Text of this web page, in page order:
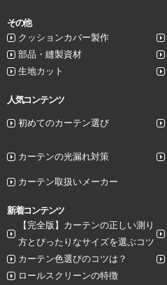
その他
クッションカバー製作
部品・縫製資材
生地カット
人気コンテンツ
初めてのカーテン選び
カーテンの光漏れ対策
カーテン取扱いメーカー
新着コンテンツ
【完全版】カーテンの正しい測り
方とぴったりなサイズを選ぶコツ
カーテン色選びのコツは？
ロールスクリーンの特徴